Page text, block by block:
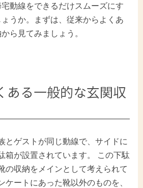
動線をできるだけスムーズにす
うか。まずは、従来からよくあ
ら見てみましょう。
ある一般的な玄関収
とゲストが同じ動線で、サイドに
箱が設置されています。 この下駄
の収納をメインとして考えられて
ケートにあった靴以外のものを、